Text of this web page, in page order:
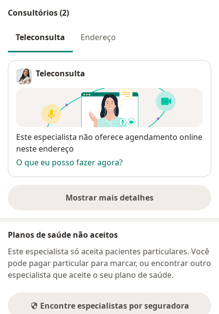
Consultórios (2)
Teleconsulta Endereço
Teleconsulta
Disponibilidade
Este especialista não oferece agendamento online
neste endereço
O que eu posso fazer agora?
Mostrar mais detalhes
sobre o endereço
Planos de saúde não aceitos
Este especialista só aceita pacientes particulares. Você
pode pagar particular para marcar, ou encontrar outro
especialista que aceite o seu plano de saúde.
Encontre especialistas por seguradora